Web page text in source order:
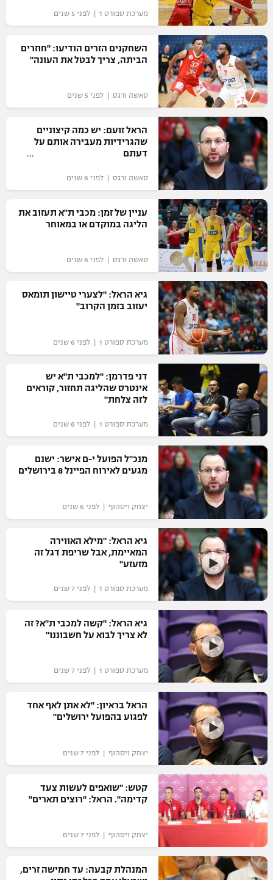
"מחצית בשכונה" – פודקאסט
משתתפים וזוכים בפרסים
תקנון משתתפים וזוכים בפרסים
תקנון עבור פעילות אלקטרה
תקנון עבור פעילות ספורט 1 – "מרלן"
טניס
גיימינג E-Sports
תנאי שימוש
מדיניות פרטיות
תקנון פעילות ספורט 1
רשיון להקרנה פומבית לבית עסק
הצטרפות לחבילת הערוצים
לוח דרושים – ג'ובנט
המגזין
אופניים
ספורט מוטורי
כדורמים
בייסבול MLB
ספורט אתגרי ואקסטרים
אומנויות לחימה
גיימינג E-Sports
מערכת ספורט 1 | לפני 5 שנים
השחקנים הזרים הודיעו: "חוזרים
הביתה, צריך לבטל את העונה"
סאשה ורגס | לפני 5 שנים
הראל זועם: יש כמה קיצוניים
שהגרידיות מעבירה אותם על
דעתם
סאשה ורגס | לפני 6 שנים
עניין של זמן: מכבי ת"א תעזוב את
הליגה במוקדם או במאוחר
סאשה ורגס | לפני 6 שנים
גיא הראל: "לצערי טיישון תומאס
יעזוב בזמן הקרוב"
מערכת ספורט 1 | לפני 6 שנים
דני פדרמן: "למכבי ת"א יש
אינטרס שהליגה תחזור, קוראים
לזה צלחת"
מערכת ספורט 1 | לפני 6 שנים
מנכ"ל הפועל י-ם אישר: ישנם
מגעים לאירוח הפיינל 8 בירושלים
יצחק ויסהוף | לפני 6 שנים
גיא הראל: "מילא האווירה
המאיימת, אבל שריפת דגל זה
מזעזע"
מערכת ספורט 1 | לפני 7 שנים
גיא הראל: "קשה למכבי ת"א? זה
לא צריך לבוא על חשבוננו"
מערכת ספורט 1 | לפני 7 שנים
הראל בראיון: "לא אתן לאף אחד
לפגוע בהפועל ירושלים"
יצחק ויסהוף | לפני 7 שנים
קטש: "שואפים לעשות צעד
קדימה". הראל: "רוצים תארים"
יצחק ויסהוף | לפני 7 שנים
המנהלת קבעה: עד חמישה זרים,